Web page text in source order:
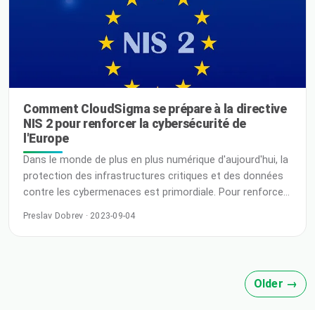
Comment CloudSigma se prépare à la directive
NIS 2 pour renforcer la cybersécurité de
l'Europe
Dans le monde de plus en plus numérique d'aujourd'hui, la
protection des infrastructures critiques et des données
contre les cybermenaces est primordiale. Pour renforcer
le paysage de la cybersécurité en Europe, la Commission
CloudSigma reconnaît l'importance de cette directive et
Preslav Dobrev · 2023-09-04
Older →